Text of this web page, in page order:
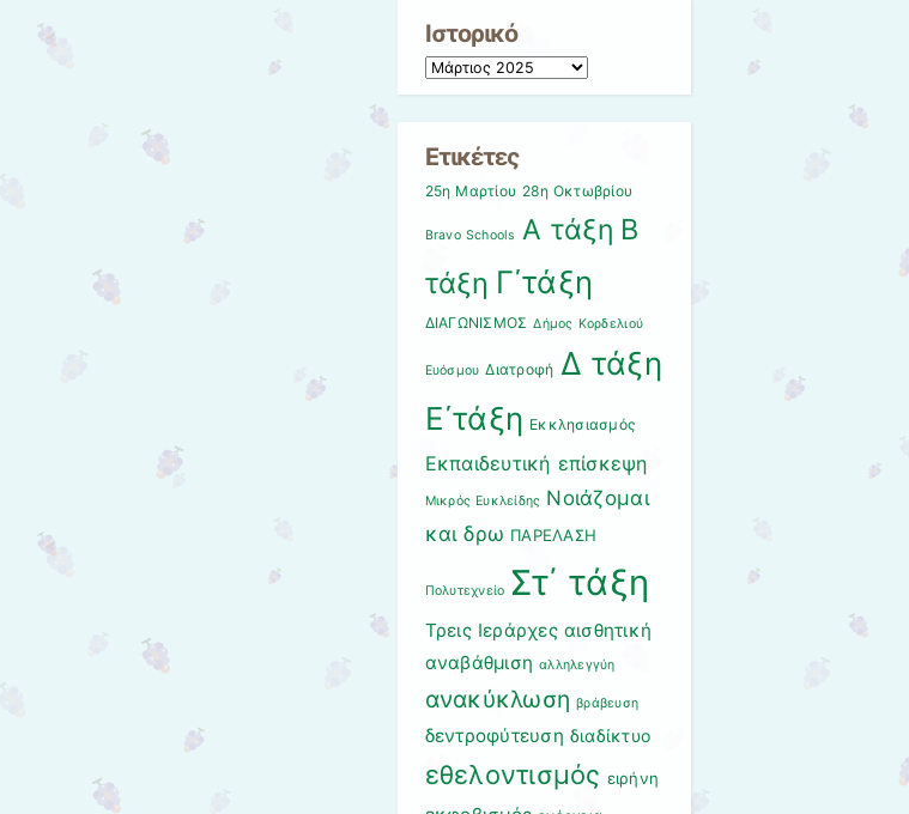
Ιστορικό
Ιστορικό
Ετικέτες
25η Μαρτίου 28η Οκτωβρίου
Bravo Schools Α τάξη Β
τάξη Γ΄τάξη
ΔΙΑΓΩΝΙΣΜΟΣ Δήμος Κορδελιού
Ευόσμου Διατροφή Δ τάξη
Ε΄τάξη Εκκλησιασμός
Εκπαιδευτική επίσκεψη
Μικρός Ευκλείδης Νοιάζομαι
και δρω ΠΑΡΕΛΑΣΗ
Πολυτεχνείο Στ΄ τάξη
Τρεις Ιεράρχες αισθητική
αναβάθμιση αλληλεγγύη
ανακύκλωση βράβευση
δεντροφύτευση διαδίκτυο
εθελοντισμός ειρήνη